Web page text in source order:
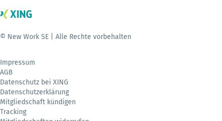
© New Work SE | Alle Rechte vorbehalten
Impressum
AGB
Datenschutz bei XING
Datenschutzerklärung
Mitgliedschaft kündigen
Tracking